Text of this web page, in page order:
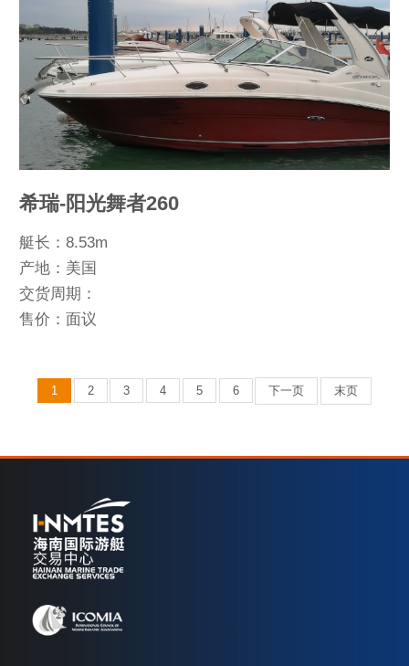
希瑞-阳光舞者260
艇长：8.53m
产地：美国
交货周期：
售价：面议
1 2 3 4 5 6 下一页 末页